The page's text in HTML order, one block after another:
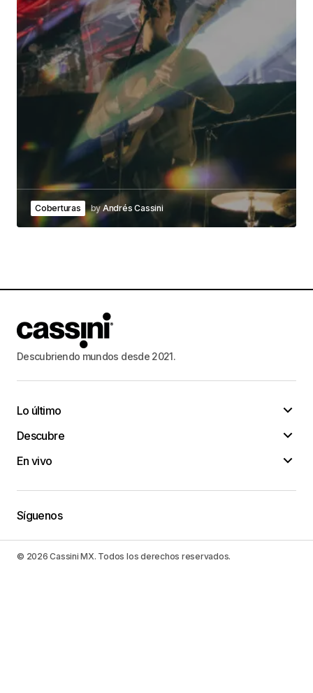
Coberturas byAndrés Cassini
Descubriendo mundos desde 2021.
Lo último
Descubre
En vivo
Síguenos
© 2026 Cassini MX. Todos los derechos reservados.